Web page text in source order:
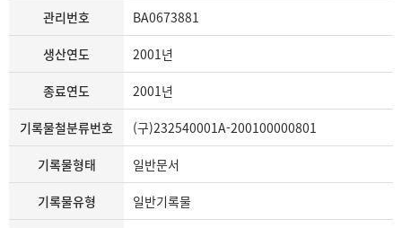
관리번호 BA0673881
생산연도 2001년
종료연도 2001년
기록물철분류번호 (구)232540001A-200100000801
기록물형태 일반문서
기록물유형 일반기록물